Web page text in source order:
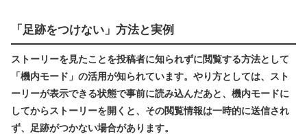
「足跡をつけない」方法と実例
ストーリーを見たことを投稿者に知られずに閲覧する方法として
「機内モード」の活用が知られています。やり方としては、スト
ーリーが表示できる状態で事前に読み込んだあと、機内モードに
してからストーリーを開くと、その閲覧情報は一時的に送信され
ず、足跡がつかない場合があります。